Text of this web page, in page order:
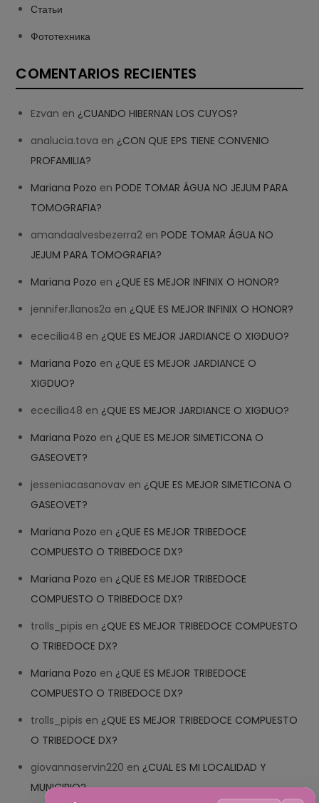
Статьи
Фототехника
COMENTARIOS RECIENTES
Ezvan en ¿CUANDO HIBERNAN LOS CUYOS?
analucia.tova en ¿CON QUE EPS TIENE CONVENIO
PROFAMILIA?
Mariana Pozo enPODE TOMAR ÁGUA NO JEJUM PARA
TOMOGRAFIA?
amandaalvesbezerra2 enPODE TOMAR ÁGUA NO
JEJUM PARA TOMOGRAFIA?
Mariana Pozo en ¿QUE ES MEJOR INFINIX O HONOR?
jennifer.llanos2a en ¿QUE ES MEJOR INFINIX O HONOR?
ececilia48 en ¿QUE ES MEJOR JARDIANCE O XIGDUO?
Mariana Pozo en ¿QUE ES MEJOR JARDIANCE O
XIGDUO?
ececilia48 en ¿QUE ES MEJOR JARDIANCE O XIGDUO?
Mariana Pozo en ¿QUE ES MEJOR SIMETICONA O
GASEOVET?
jesseniacasanovav en ¿QUE ES MEJOR SIMETICONA O
GASEOVET?
Mariana Pozo en ¿QUE ES MEJOR TRIBEDOCE
COMPUESTO O TRIBEDOCE DX?
Mariana Pozo en ¿QUE ES MEJOR TRIBEDOCE
COMPUESTO O TRIBEDOCE DX?
trolls_pipis en ¿QUE ES MEJOR TRIBEDOCE COMPUESTO
O TRIBEDOCE DX?
Mariana Pozo en ¿QUE ES MEJOR TRIBEDOCE
COMPUESTO O TRIBEDOCE DX?
trolls_pipis en ¿QUE ES MEJOR TRIBEDOCE COMPUESTO
O TRIBEDOCE DX?
giovannaservin220 en ¿CUAL ES MI LOCALIDAD Y
MUNICIPIO?